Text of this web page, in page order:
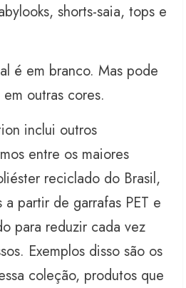
shorts-saia, tops e
é em branco. Mas pode
outras cores.
inclui outros
entre os maiores
reciclado do Brasil,
partir de garrafas PET e
para reduzir cada vez
Exemplos disso são os
coleção, produtos que